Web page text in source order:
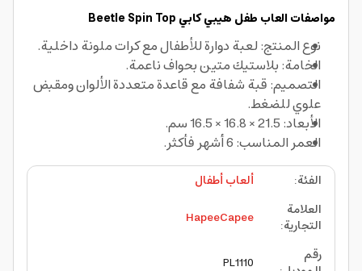
مواصفات العاب طفل هيبي كابي
نوع المنتج: لعبة دوارة للأطفال مع كرات ملونة داخلية.
الخامة: بلاستيك متين بحواف ناعمة.
التصميم: قبة شفافة مع قاعدة متعددة الألوان ومقبض
علوي للضغط.
الأبعاد: 21.5 × 16.8 × 16.5 سم.
العمر المناسب: 6 أشهر فأكثر.
الفئة:
ألعاب أطفال
العلامة
التجارية:
HapeeCapee
رقم
PL1110